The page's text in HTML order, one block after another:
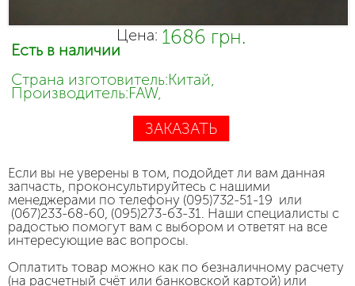
Цена: 1686 грн.
Есть в наличии
Страна изготовитель:Китай,
Производитель:FAW,
ЗАКАЗАТЬ
Если вы не уверены в том, подойдет ли вам данная
запчасть, проконсультируйтесь с нашими
менеджерами по телефону (095)732-51-19 или
(067)233-68-60, (095)273-63-31. Наши специалисты с
радостью помогут вам с выбором и ответят на все
интересующие вас вопросы.
Оплатить товар можно как по безналичному расчету
(на расчетный счёт или банковской картой) или